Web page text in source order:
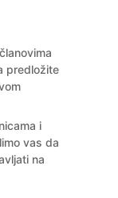
predložite
i
vas da
na